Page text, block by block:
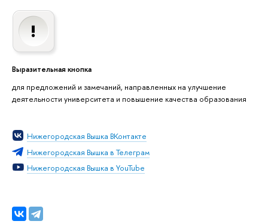
Выразительная кнопка
для предложений и замечаний, направленных на улучшение
деятельности университета и повышение качества образования
Нижегородская Вышка ВКонтакте
Нижегородская Вышка в Телеграм
Нижегородская Вышка в YouTube